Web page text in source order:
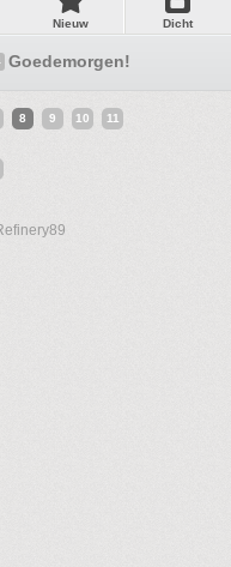
Nieuw Dicht
Goedemorgen!
8 9 10 11